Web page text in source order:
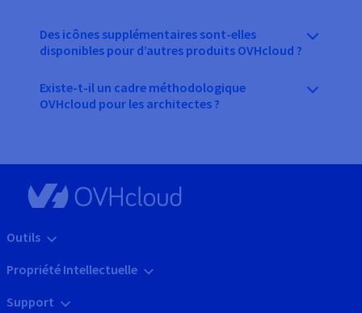
Des icônes supplémentaires sont-elles
disponibles pour d’autres produits OVHcloud ?
Existe-t-il un cadre méthodologique
OVHcloud pour les architectes ?
Outils
Propriété Intellectuelle
Support